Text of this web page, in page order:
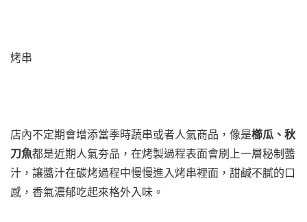
烤串
店內不定期會增添當季時蔬串或者人氣商品，像是櫛瓜、秋
刀魚都是近期人氣夯品，在烤製過程表面會刷上一層秘制醬
汁，讓醬汁在碳烤過程中慢慢進入烤串裡面，甜鹹不膩的口
感，香氣濃郁吃起來格外入味。